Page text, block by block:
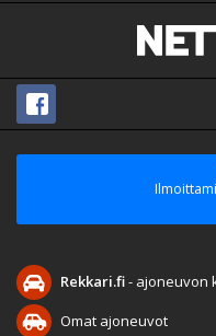
Rekkari.fi- ajoneuvon
Omat ajoneuvot